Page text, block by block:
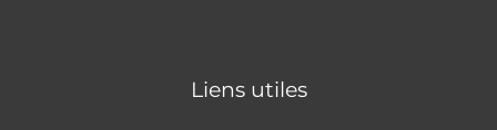
Liens utiles